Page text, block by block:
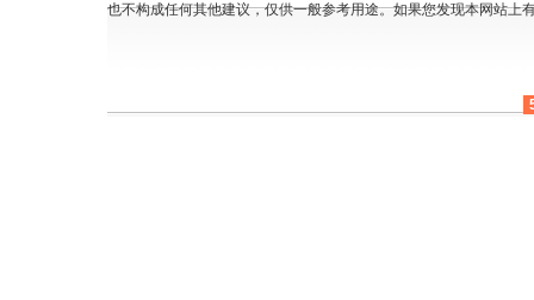
也不构成任何其他建议，仅供一般参考用途。如果您发现本网站